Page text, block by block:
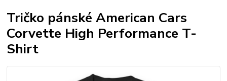
Tričko pánské American Cars
Corvette High Performance T-
Shirt